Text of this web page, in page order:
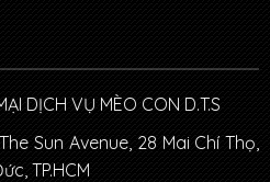
DỊCH VỤ MÈO CON D.T.S
Sun Avenue, 28 Mai Chí Thọ,
TP.HCM